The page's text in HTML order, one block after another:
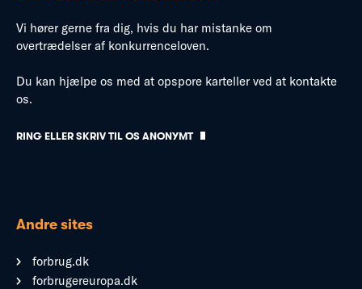
Vi hører gerne fra dig, hvis du har mistanke om
overtrædelser af konkurrenceloven.
Du kan hjælpe os med at opspore karteller ved at kontakte
os.
RING ELLER SKRIV TIL OS ANONYMT
Andre sites
forbrug.dk
forbrugereuropa.dk